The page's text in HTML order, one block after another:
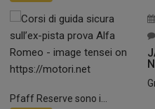
Pfaff Reserve sono i...